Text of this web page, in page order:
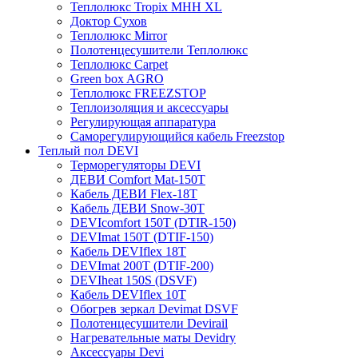
Теплолюкс Tropix МНН XL
Доктор Сухов
Теплолюкс Mirror
Полотенцесушители Теплолюкс
Теплолюкс Carpet
Green box AGRO
Теплолюкс FREEZSTOP
Теплоизоляция и аксессуары
Регулирующая аппаратура
Cаморегулирующийся кабель Freezstop
Теплый пол DEVI
Терморегуляторы DEVI
ДЕВИ Comfort Mat-150T
Кабель ДЕВИ Flex-18T
Кабель ДЕВИ Snow-30T
DEVIcomfort 150T (DTIR-150)
DEVImat 150T (DTIF-150)
Кабель DEVIflex 18T
DEVImat 200T (DTIF-200)
DEVIheat 150S (DSVF)
Кабель DEVIflex 10T
Обогрев зеркал Devimat DSVF
Полотенцесушители Devirail
Нагревательные маты Devidry
Аксессуары Devi